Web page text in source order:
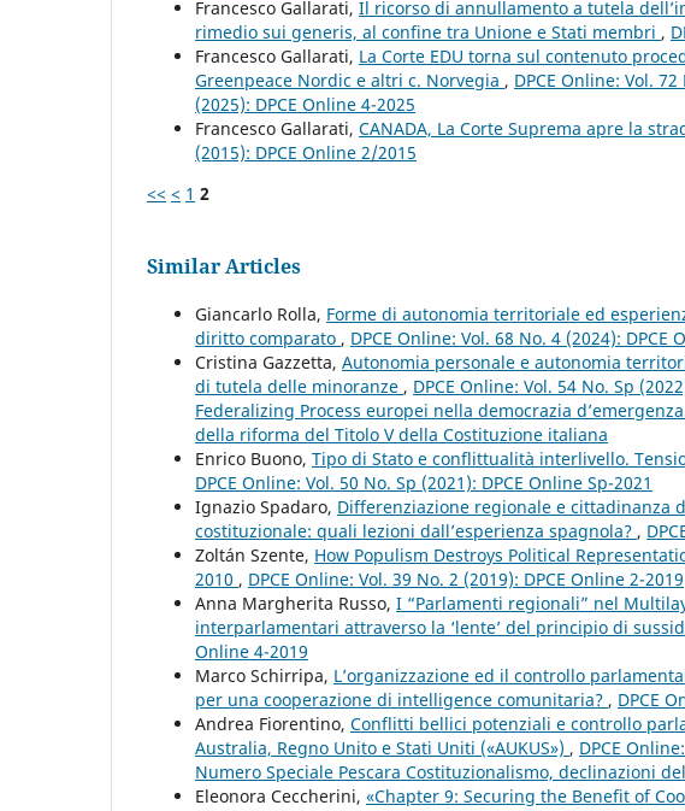
Francesco Gallarati, Il ricorso di annullamento a tutela
rimedio sui generis, al confine tra Unione e Stati membri ,
Francesco Gallarati, La Corte EDU torna sul contenuto
Greenpeace Nordic e altri c. Norvegia , DPCE Online: Vol.
(2025): DPCE Online 4-2025
Francesco Gallarati, CANADA, La Corte Suprema apre la
(2015): DPCE Online 2/2015
<< < 1 2
Similar Articles
Giancarlo Rolla, Forme di autonomia territoriale ed
diritto comparato , DPCE Online: Vol. 68 No. 4 (2024): DPCE
Cristina Gazzetta, Autonomia personale e autonomia
di tutela delle minoranze , DPCE Online: Vol. 54 No. Sp
Federalizing Process europei nella democrazia
della riforma del Titolo V della Costituzione italiana
Enrico Buono, Tipo di Stato e conflittualità interlivello.
DPCE Online: Vol. 50 No. Sp (2021): DPCE Online Sp-2021
Ignazio Spadaro, Differenziazione regionale e cittadinanza
costituzionale: quali lezioni dall’esperienza spagnola? ,
Zoltán Szente, How Populism Destroys Political
2010 , DPCE Online: Vol. 39 No. 2 (2019): DPCE Online 2-2019
Anna Margherita Russo, I “Parlamenti regionali” nel
interparlamentari attraverso la ‘lente’ del principio di
Online 4-2019
Marco Schirripa, L’organizzazione ed il controllo
per una cooperazione di intelligence comunitaria? , DPCE
Andrea Fiorentino, Conflitti bellici potenziali e controllo
Australia, Regno Unito e Stati Uniti («AUKUS») , DPCE
Numero Speciale Pescara Costituzionalismo, declinazioni
Eleonora Ceccherini, «Chapter 9: Securing the Benefit of